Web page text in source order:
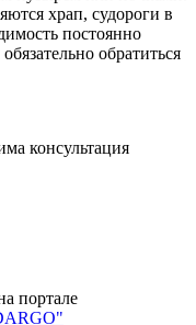
храп, судороги в
постоянно
обратиться
консультация
портале